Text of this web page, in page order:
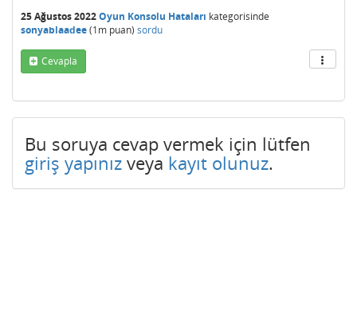
25 Ağustos 2022Oyun Konsolu Hataları kategorisinde
sonyablaadee(1m puan) sordu
Cevapla
Bu soruya cevap vermek için lütfen
giriş yapınız veya kayıt olunuz.